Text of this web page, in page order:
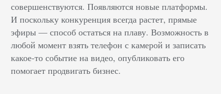
совершенствуются. Появляются новые платформы.
И поскольку конкуренция всегда растет, прямые
эфиры — способ остаться на плаву. Возможность в
любой момент взять телефон с камерой и записать
какое-то событие на видео, опубликовать его
помогает продвигать бизнес.